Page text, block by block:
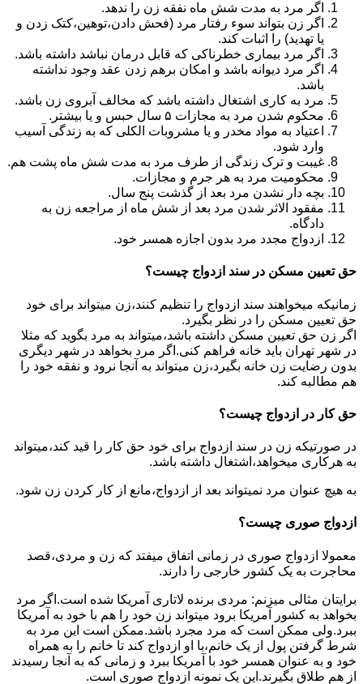
اگر مرد به مدت شش ماه نفقه زن را ندهد.
اگر زن بتواند سوء رفتار مرد (فحش دادن،توهین،کتک زدن و
یا تهدید) را اثبات کند.
اگر مرد بیماری خطرناکی که قابل درمان نباشد داشته باشد.
اگر مرد دیوانه باشد و امکان برهم زدن عقد وجود نداشته
باشد.
مرد به کاری اشتغال داشته باشد که مخالف آبروی زن باشد.
محکوم شدن مرد به مجازات ۵ سال حبس و یا بیشتر.
اعتیاد به مواد مخدر و یا مشروبات الکلی که به زندگی آسیب
وارد شود.
غیبت و ترک زندگی از طرف مرد به مدت شش ماه پشت هم.
محکومیت مرد به هر جرم و مجازات.
بچه دار نشدن مرد بعد از گذشت پنج سال.
مفقود الاثر شدن مرد بعد از شش ماه از مراجعه زن به
دادگاه.
ازدواج مجدد مرد بدون اجازه همسر خود.
حق تعیین مسکن در سند ازدواج چیست؟
زمانیکه میخواهند سند ازدواج را تنظیم کنند،زن میتواند برای خود
حق تعیین مسکن را در نظر بگیرد.
اگر زن حق تعیین مسکن داشته باشد،میتواند به مرد بگوید که مثلا
در شهر تهران باید خانه فراهم کنی.اگر مرد بخواهد در شهر دیگری
بدون رضایت زن خانه بگیرد،زن میتواند به آنجا نرود و نفقه خود را
هم مطالبه کند.
حق کار در ازدواج چیست؟
در صورتیکه زن در سند ازدواج برای خود حق کار را قید کند،میتواند
به هرکاری میخواهد،اشتغال داشته باشد.
به هیچ عنوان مرد نمیتواند بعد از ازدواج،مانع از کار کردن زن شود.
ازدواج صوری چیست؟
معمولا ازدواج صوری در زمانی اتفاق میفتد که زن و مردی،قصد
محاجرت به یک کشور خارجی را دارند.
برایتان مثالی میزنم: مردی برنده لاتاری آمریکا شده است.اگر مرد
بخواهد به کشور آمریکا برود میتواند زن خود را هم با خود به آمریکا
ببرد.ولی ممکن است که مرد مجرد باشد.ممکن است این مرد به
شرط گرفتن پول از یک خانم،با او ازدواج کند تا خانم را به همراه
خود و به عنوان همسر خود با آمریکا ببرد و زمانی که به آنجا رسیدند
از هم طلاق بگیرند.این یک نمونه ازدواج صوری است.